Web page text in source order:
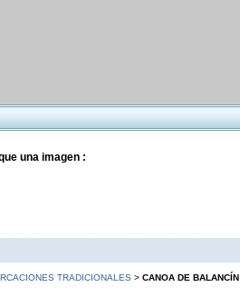
una imagen :
TRADICIONALES > CANOA DE BALANCÍN